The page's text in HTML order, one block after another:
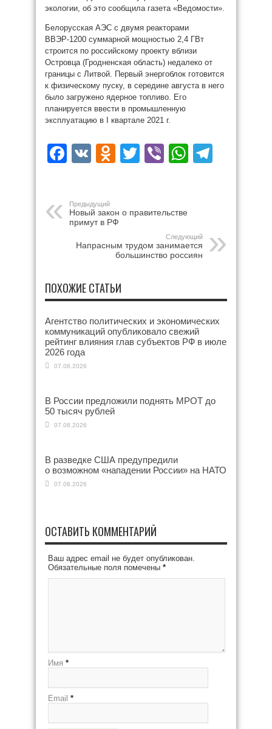
экологии, об это сообщила газета «Ведомости».
Белорусская АЭС с двумя реакторами
ВВЭР-1200 суммарной мощностью 2,4 ГВт
строится по российскому проекту вблизи
Островца (Гродненская область) недалеко от
границы с Литвой. Первый энергоблок готовится
к физическому пуску, в середине августа в него
было загружено ядерное топливо. Его
планируется ввести в промышленную
эксплуатацию в I квартале 2021 г.
Facebook
VK Odnoklassniki
Twitter
Viber
Предыдущий
Новый закон о правительстве
примут в РФ
Следующий
Напрасным трудом занимается
большинство россиян
ПОХОЖИЕ СТАТЬИ
Агентство политических и экономических
коммуникаций опубликовало свежий
рейтинг влияния глав субъектов РФ в июле
2026 года
07.08.2026
В России предложили поднять МРОТ до
50 тысяч рублей
07.08.2026
В разведке США предупредили
о возможном «нападении России» на НАТО
07.08.2026
ОСТАВИТЬ КОММЕНТАРИЙ
Ваш адрес email не будет опубликован.
Обязательные поля помечены *
Имя *
Email *